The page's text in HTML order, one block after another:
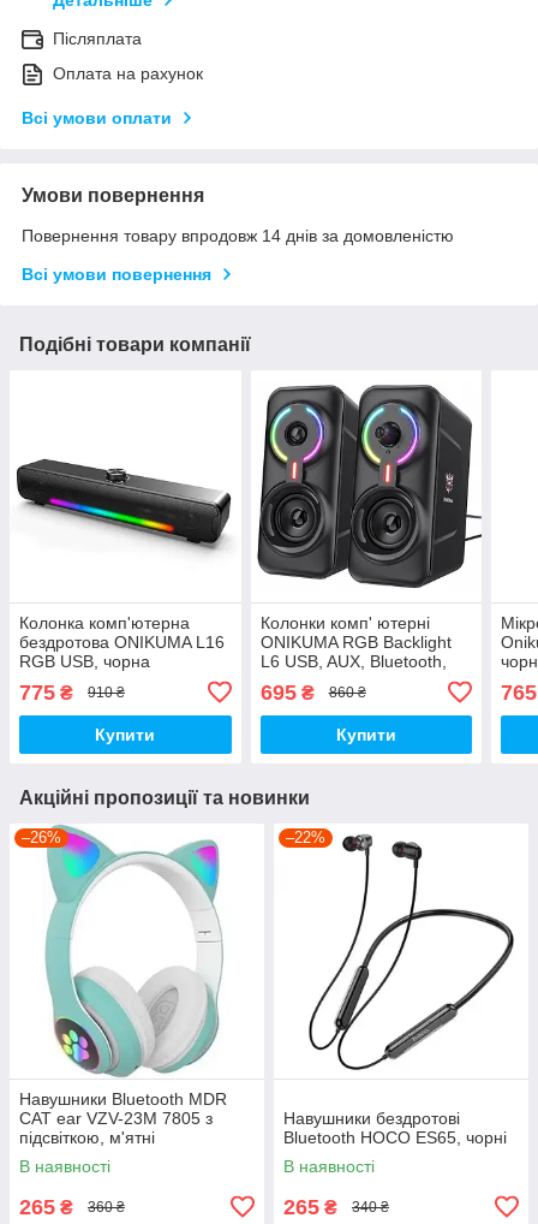
Післяплата
Оплата на рахунок
Всі умови оплати
Умови повернення
Повернення товару впродовж 14 днів за домовленістю
Всі умови повернення
Подібні товари компанії
Колонка комп'ютерна
бездротова ONIKUMA L16
RGB USB, чорна
775 ₴ 910 ₴
Купити
Колонки комп' ютерні
ONIKUMA RGB Backlight
L6 USB, AUX, Bluetooth,
695₴ 860 ₴
Купити
765
Акційні пропозиції та новинки
–26%
Навушники Bluetooth MDR
CAT ear VZV-23M 7805 з
підсвіткою, м'ятні
В наявності
265 ₴ 360 ₴
–22%
Навушники бездротові
Bluetooth HOCO ES65, чорні
В наявності
265 ₴ 340 ₴